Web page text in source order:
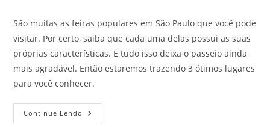
São muitas as feiras populares em São Paulo que você pode
visitar. Por certo, saiba que cada uma delas possui as suas
próprias características. E tudo isso deixa o passeio ainda
mais agradável. Então estaremos trazendo 3 ótimos lugares
para você conhecer.
Continue Lendo Feiras
Populares